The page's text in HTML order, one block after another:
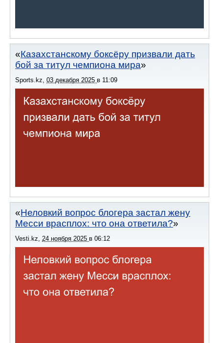
Казахстанскому боксёру призвали дать
бой за титул чемпиона мира
Sports.kz 03 декабря 2025 в 11:09
Неловкий вопрос блогера застал жену
Месси врасплох: что она ответила?
Vesti.kz, 24 ноября 2025 в 06:12